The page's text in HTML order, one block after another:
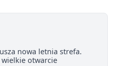
nowa letnia strefa.
wielkie otwarcie